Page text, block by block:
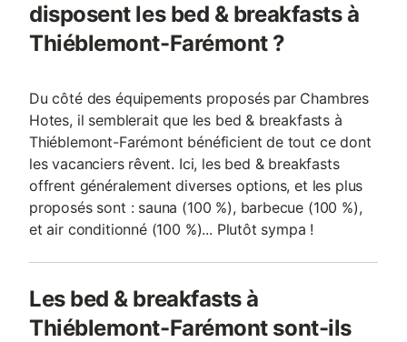
disposent les bed & breakfasts à
Thiéblemont-Farémont ?
Du côté des équipements proposés par Chambres
Hotes, il semblerait que les bed & breakfasts à
Thiéblemont-Farémont bénéficient de tout ce dont
les vacanciers rêvent. Ici, les bed & breakfasts
offrent généralement diverses options, et les plus
proposés sont : sauna (100 %), barbecue (100 %),
et air conditionné (100 %)... Plutôt sympa !
Les bed & breakfasts à
Thiéblemont-Farémont sont-ils